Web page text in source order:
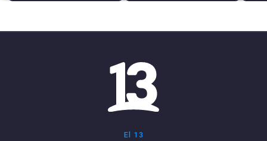
El 13